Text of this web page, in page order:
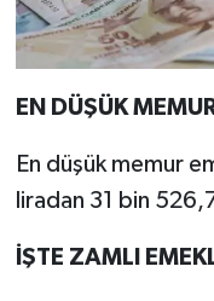
EN DÜŞÜK
En düşük memur
liradan 31 bin
İŞTE ZAMLI